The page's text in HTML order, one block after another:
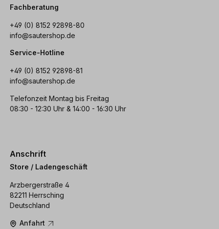
Fachberatung
+49 (0) 8152 92898-80
info@sautershop.de
Service-Hotline
+49 (0) 8152 92898-81
info@sautershop.de
Telefonzeit Montag bis Freitag
08:30 - 12:30 Uhr & 14:00 - 16:30 Uhr
Anschrift
Store / Ladengeschäft
Arzbergerstraße 4
82211 Herrsching
Deutschland
Anfahrt